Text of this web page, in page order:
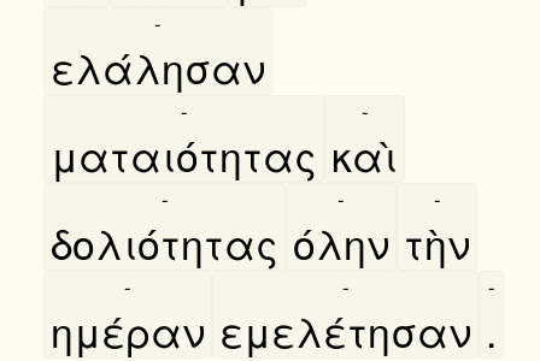
ελάλησαν
-
ματαιότητας
-
καὶ
-
δολιότητας
-
όλην
-
τὴν
-
ημέραν
-
εμελέτησαν
-
.
-